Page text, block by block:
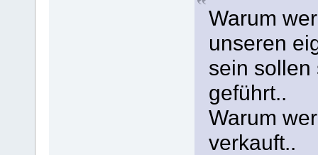
Warum
unseren
sein sollen
geführt..
Warum
verkauft..